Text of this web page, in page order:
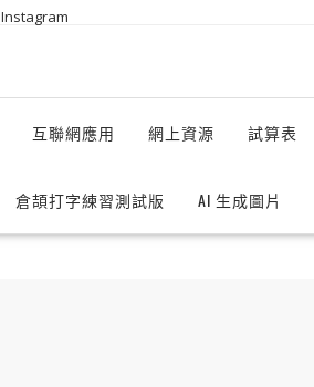
Instagram
互聯網應用 網上資源 試算表
倉頡打字練習測試版 AI 生成圖片